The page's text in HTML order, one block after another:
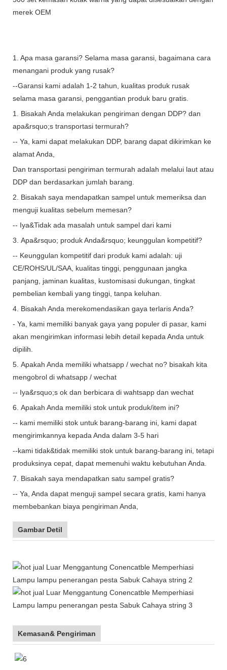
merek OEM
1. Apa masa garansi? Selama masa garansi, bagaimana cara
menangani produk yang rusak?
--Garansi kami adalah 1-2 tahun, kualitas produk rusak
selama masa garansi, penggantian produk baru gratis.
1. Bisakah Anda melakukan pengiriman dengan DDP? dan
apa&rsquo;s transportasi termurah?
-- Ya, kami dapat melakukan DDP, barang dapat dikirimkan ke
alamat Anda,
Dan transportasi pengiriman termurah adalah melalui laut atau
DDP dan berdasarkan jumlah barang.
2. Bisakah saya mendapatkan sampel untuk memeriksa dan
menguji kualitas sebelum memesan?
-- Iya&Tidak ada masalah untuk sampel dari kami
3. Apa&rsquo; produk Anda&rsquo; keunggulan kompetitif?
-- Keunggulan kompetitif dari produk kami adalah: uji
CE/ROHS/UL/SAA, kualitas tinggi, penggunaan jangka
panjang, jaminan kualitas, kustomisasi dukungan, tingkat
pembelian kembali yang tinggi, tanpa keluhan.
4. Bisakah Anda merekomendasikan gaya terlaris Anda?
- Ya, kami memiliki banyak gaya yang populer di pasar, kami
akan mengirimkan informasi lebih detail kepada Anda untuk
dipilih.
5. Apakah Anda memiliki whatsapp / wechat no? bisakah kita
mengobrol di whatsapp / wechat
-- Iya&rsquo;s ok dan berbicara di wahtsapp dan wechat
6. Apakah Anda memiliki stok untuk produk/item ini?
-- kami memiliki stok untuk barang-barang ini, kami dapat
mengirimkannya kepada Anda dalam 3-5 hari
--kami tidak&tidak memiliki stok untuk barang-barang ini, tetapi
produksinya cepat, dapat memenuhi waktu kebutuhan Anda.
7. Bisakah saya mendapatkan satu sampel gratis?
-- Ya, Anda dapat menguji sampel secara gratis, kami hanya
membebankan biaya pengiriman Anda,
Gambar Detil
Kemasan& Pengiriman